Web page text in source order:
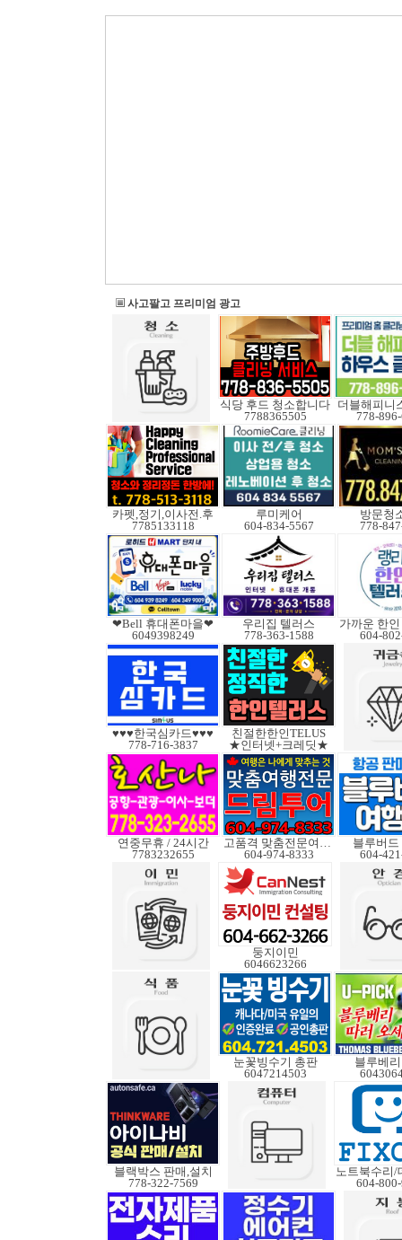
사고팔고 프리미엄 광고
식당 후드 청소합니다
7788365505
더블해피니
778-
카펫,정기,이사전.후
7785133118
루미케어
604-834-5567
방문청
778-
❤Bell 휴대폰마을❤
6049398249
우리집 텔러스
778-363-1588
604-
♥♥♥한국심카드♥♥♥
778-716-3837
친절한한인TELUS
★인터넷+크레딧★
연중무휴 / 24시간
7783232655
고품격 맞춤전문여행사
604-974-8333
블루버드
604-
둥지이민
6046623266
눈꽃빙수기 총판
6047214503
블루베
블랙박스 판매,설치
778-322-7569
604-